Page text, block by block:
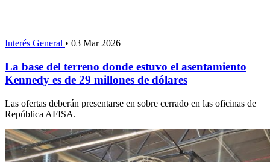
Interés General • 03 Mar 2026
La base del terreno donde estuvo el asentamiento
Kennedy es de 29 millones de dólares
Las ofertas deberán presentarse en sobre cerrado en las oficinas de
República AFISA.